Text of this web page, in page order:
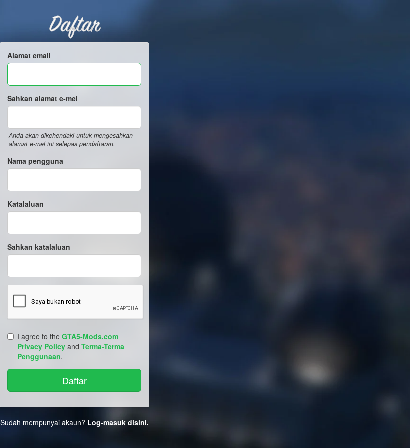
Daftar
Alamat email
Sahkan alamat e-mel
Anda akan dikehendaki untuk mengesahkan
alamat e-mel ini selepas pendaftaran.
Nama pengguna
Katalaluan
Sahkan katalaluan
I agree to the GTA5-Mods.com
Privacy Policy and Terma-Terma
Penggunaan.
Sudah mempunyai akaun? Log-masuk disini.